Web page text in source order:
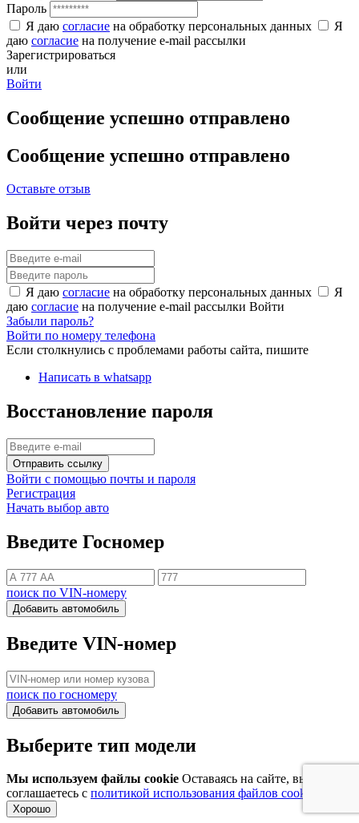
Пароль
Я даю согласие на обработку персональных данных
Я
даю согласие на получение e-mail рассылки
Зарегистрироваться
или
Войти
Сообщение успешно отправлено
Сообщение успешно отправлено
Оставьте отзыв
Войти через почту
Я даю согласие на обработку персональных данных
Я
даю согласие на получение e-mail рассылки Войти
Забыли пароль?
Войти по номеру телефона
Если столкнулись с проблемами работы сайта, пишите
Написать в whatsapp
Восстановление пароля
Отправить ссылку
Войти с помощью почты и пароля
Регистрация
Начать выбор авто
Введите Госномер
поиск по VIN-номеру
Добавить автомобиль
Введите VIN-номер
поиск по госномеру
Добавить автомобиль
Выберите тип модели
Мы используем файлы cookie Оставаясь на сайте, вы
соглашаетесь с политикой использования файлов cookie
Хорошо